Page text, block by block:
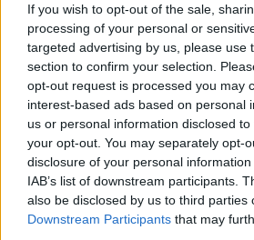
If you wish to opt-out of the sale,
processing of your personal or
targeted advertising by us, please use
section to confirm your selection.
opt-out request is processed you may
interest-based ads based on personal
us or personal information disclosed
your opt-out. You may separately opt-
disclosure of your personal
IAB’s list of downstream participants.
also be disclosed by us to third parties
Downstream Participants that may
Die Bewertungen und
nutzergenerierter Inhalt. Diese werden
gelesen und teilweise überarbeitet, um
Arzneimittel- und
setzen von unseren Benutzern
medizinischen Kenntnisse voraus
auszutauschen. Auf diese Weise
Meinungen und Erfahrungen nur die
Autoren wieder und nicht jene des
Bitte beachten Sie, dass eine
unterschiedlich sein kann und dass Sie
oder Apotheker wenden sollten, um